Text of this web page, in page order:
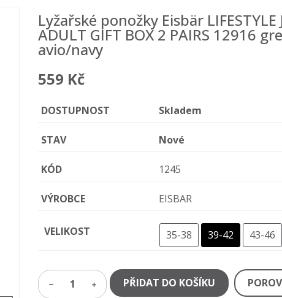
Lyžařské ponožky Eisbär LIFESTYLE
ADULT GIFT BOX 2 PAIRS 12916
avio/navy
559 Kč
DOSTUPNOST Skladem
STAV Nové
KÓD 1245
VÝROBCE EISBAR
VELIKOST 35-38 39-42 43-46
1 PŘIDAT DO KOŠÍKU